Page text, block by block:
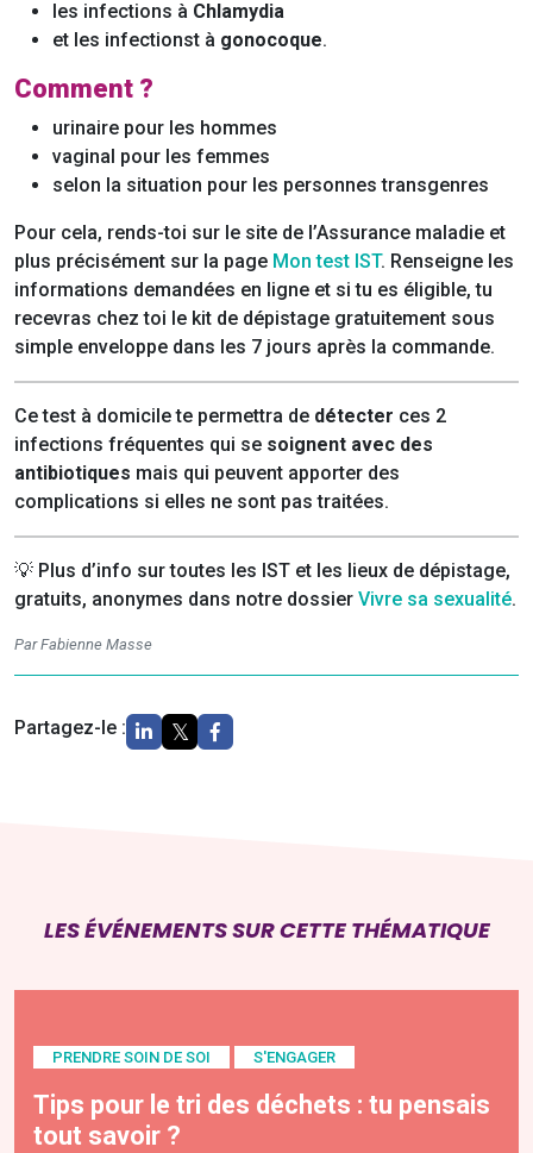
les infections à Chlamydia
et les infectionst à gonocoque.
Comment ?
urinaire pour les hommes
vaginal pour les femmes
selon la situation pour les personnes transgenres
Pour cela, rends-toi sur le site de l’Assurance maladie et
plus précisément sur la page Mon test IST. Renseigne les
informations demandées en ligne et si tu es éligible, tu
recevras chez toi le kit de dépistage gratuitement sous
simple enveloppe dans les 7 jours après la commande.
Ce test à domicile te permettra de détecter ces 2
infections fréquentes qui se soignent avec des
antibiotiques mais qui peuvent apporter des
complications si elles ne sont pas traitées.
💡 Plus d’info sur toutes les IST et les lieux de dépistage,
gratuits, anonymes dans notre dossier Vivre sa sexualité.
Par Fabienne Masse
Partagez-le :
LES ÉVÉNEMENTS SUR CETTE THÉMATIQUE
PRENDRE SOIN DE SOI S'ENGAGER
Tips pour le tri des déchets : tu pensais
tout savoir ?